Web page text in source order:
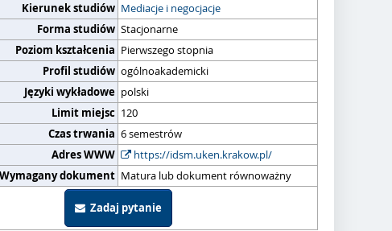
Kierunek studiów Mediacje i negocjacje
Forma studiów Stacjonarne
Poziom kształcenia Pierwszego stopnia
Profil studiów ogólnoakademicki
Języki wykładowe polski
Limit miejsc 120
Czas trwania 6 semestrów
Adres WWW
https://idsm.uken.krakow.pl/
Wymagany dokument Matura lub dokument równoważny
Zadaj pytanie